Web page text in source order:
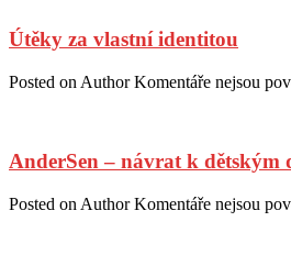
Útěky za vlastní identitou
Posted on Author Komentáře nejsou
AnderSen – návrat k dětským
Posted on Author Komentáře nejsou